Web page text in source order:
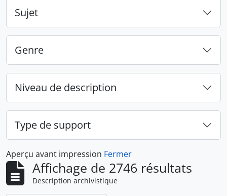
Sujet
Genre
Niveau de description
Type de support
Aperçu avant impression Fermer
Affichage de 2746 résultats
Description archivistique